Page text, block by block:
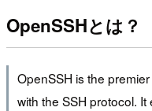
OpenSSHとは？
OpenSSH is the
with the SSH protocol.